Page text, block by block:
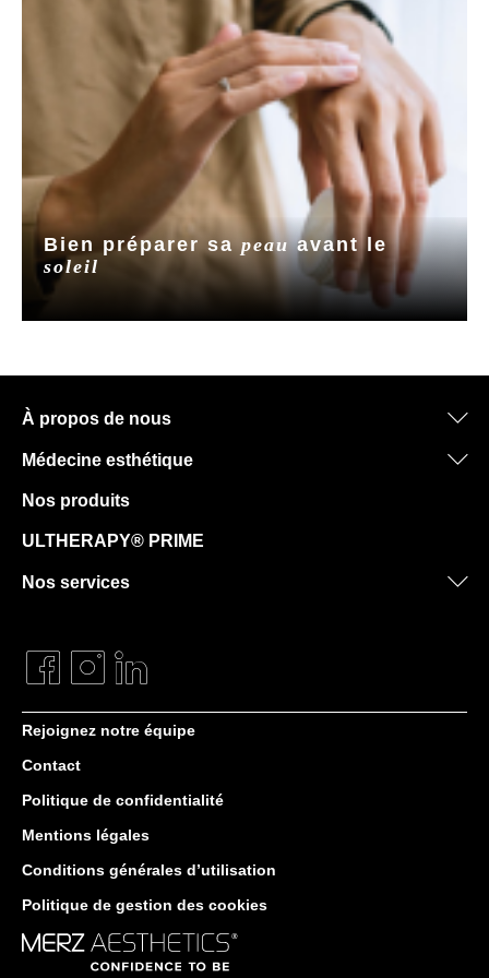
Bien préparer sapeauavant le
soleil
À propos de nous
Médecine esthétique
Nos produits
ULTHERAPY® PRIME
Nos services
Rejoignez notre équipe
Contact
Politique de confidentialité
Mentions légales
Conditions générales d’utilisation
Politique de gestion des cookies